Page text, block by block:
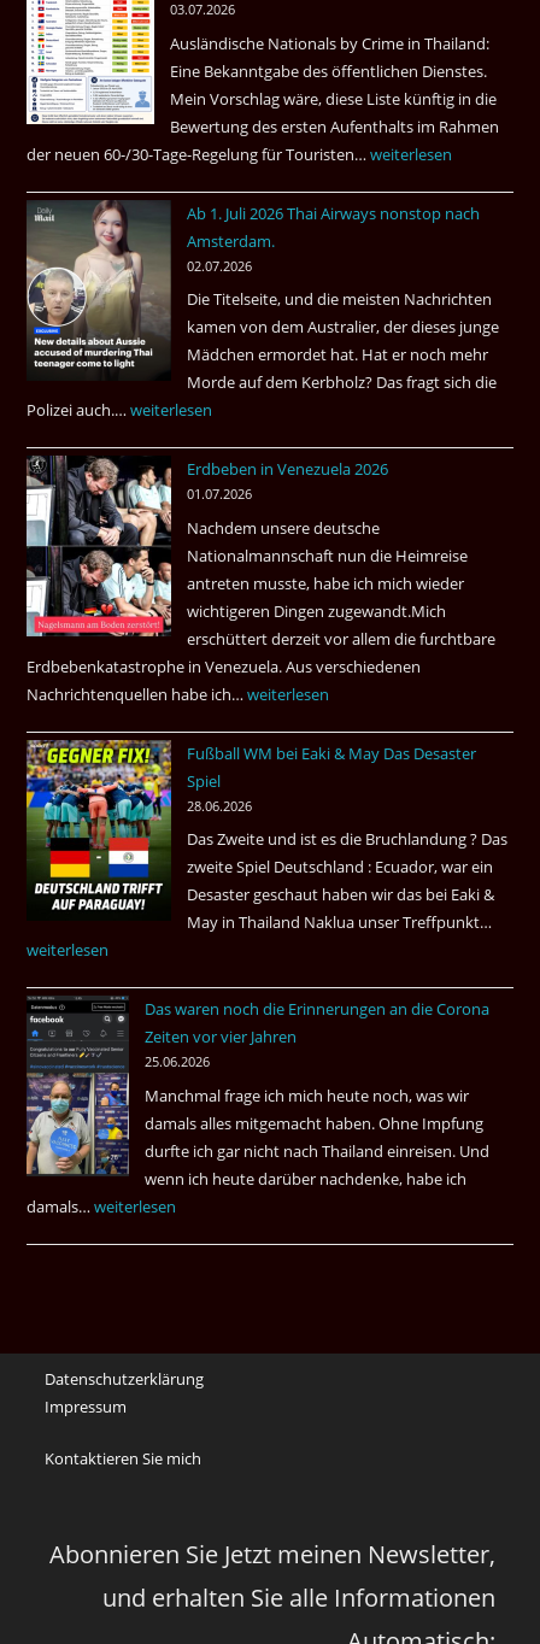
Gebiet
03.07.2026
Ausländische Nationals by Crime in Thailand:
Eine Bekanntgabe des öffentlichen Dienstes.
Mein Vorschlag wäre, diese Liste künftig in die
Bewertung des ersten Aufenthalts im Rahmen
der neuen 60-/30-Tage-Regelung für Touristen…Tourismus:
Einreiseland
höchste
Kriminalität
aus?
weiterlesen
Ab 1. Juli 2026 Thai Airways nonstop nach
Amsterdam.
02.07.2026
Die Titelseite, und die meisten Nachrichten
kamen von dem Australier, der dieses junge
Mädchen ermordet hat. Hat er noch mehr
Morde auf dem Kerbholz? Das fragt sich die
Polizei auch.…Ab
Juli
2026
Thai
Airways
nonstop
nach
Amsterdam.
weiterlesen
Erdbeben in Venezuela 2026
01.07.2026
Nachdem unsere deutsche
Nationalmannschaft nun die Heimreise
antreten musste, habe ich mich wieder
wichtigeren Dingen zugewandt.Mich
erschüttert derzeit vor allem die furchtbare
Erdbebenkatastrophe in Venezuela. Aus verschiedenen
Nachrichtenquellen habe ich…Erdbeben
Venezuela
weiterlesen
Fußball WM bei Eaki & May Das Desaster
Spiel
28.06.2026
Das Zweite und ist es die Bruchlandung ? Das
zweite Spiel Deutschland : Ecuador, war ein
Desaster geschaut haben wir das bei Eaki &
May in Thailand Naklua unser Treffpunkt…
bei
weiterlesen
Das waren noch die Erinnerungen an die Corona
Zeiten vor vier Jahren
25.06.2026
Manchmal frage ich mich heute noch, was wir
damals alles mitgemacht haben. Ohne Impfung
durfte ich gar nicht nach Thailand einreisen. Und
wenn ich heute darüber nachdenke, habe ich
damals…Das
an
die
Corona
Zeiten
weiterlesen
Datenschutzerklärung
Impressum
Kontaktieren Sie mich
Abonnieren Sie Jetzt meinen Newsletter,
und erhalten Sie alle Informationen